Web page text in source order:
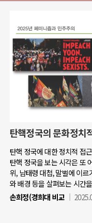
탄핵정국의 문화정치
탄핵 정국에 대한 정치적 접
탄핵 정국을 보는 시각은 또
위, 남태령 대첩, 말벌에 이
와 배경 등을 살펴보는 시간
손희정(경희대 비교